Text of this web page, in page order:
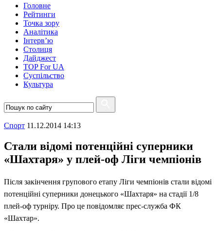
Головне
Рейтинги
Точка зору
Аналітика
Інтерв’ю
Столиця
Дайджест
TOP For UA
Суспiльство
Культура
Спорт 11.12.2014 14:13
Стали відомі потенційні суперники
«Шахтаря» у плей-оф Ліги чемпіонів
Після закінчення групового етапу Ліги чемпіонів стали відомі
потенційні суперники донецького «Шахтаря» на стадії 1/8
плей-оф турніру. Про це повідомляє прес-служба ФК
«Шахтар».